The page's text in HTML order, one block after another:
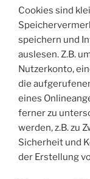
Cookies sind
speichern und
auslesen. Z.B.
Nutzerkonto,
die
eines
ferner zu
werden, z.B. zu
Sicherheit und
der Erstellung